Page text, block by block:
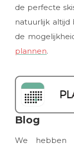
de perfecte
natuurlijk
de
plannen.
Blog
We hebben